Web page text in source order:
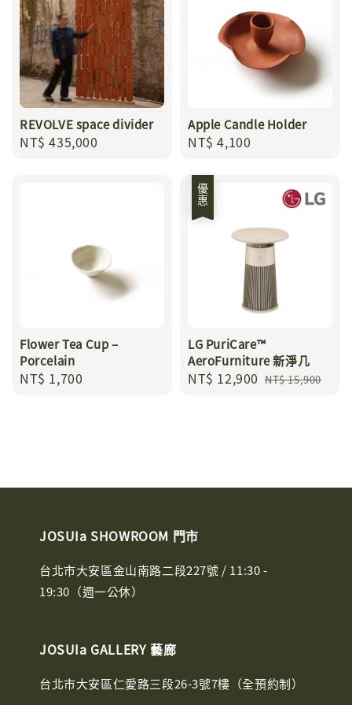
REVOLVE space divider
Regular
NT$ 435,000
Apple Candle Holder
Regular
NT$ 4,100
Flower Tea Cup –
Porcelain
Regular
NT$ 1,700
優惠
LG PuriCare™
AeroFurniture 新淨几
Sale
NT$ 12,900 Regular
NT$ 15,900
JOSUIa SHOWROOM 門市
台北市大安區金山南路二段227號 / 11:30 -
19:30（週一公休）
JOSUIa GALLERY 藝廊
台北市大安區仁愛路三段26-3號7樓（全預約制）